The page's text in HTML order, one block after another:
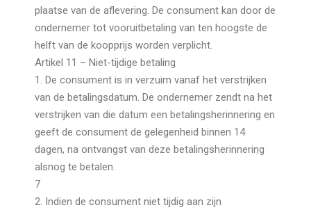
plaatse van de aflevering. De consument kan door de
ondernemer tot vooruitbetaling van ten hoogste de
helft van de koopprijs worden verplicht.
Artikel 11 – Niet-tijdige betaling
1. De consument is in verzuim vanaf het verstrijken
van de betalingsdatum. De ondernemer zendt na het
verstrijken van die datum een betalingsherinnering en
geeft de consument de gelegenheid binnen 14
dagen, na ontvangst van deze betalingsherinnering
alsnog te betalen.
7
2. Indien de consument niet tijdig aan zijn